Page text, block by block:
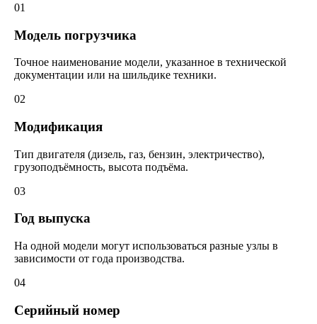
01
Модель погрузчика
Точное наименование модели, указанное в технической
документации или на шильдике техники.
02
Модификация
Тип двигателя (дизель, газ, бензин, электричество),
грузоподъёмность, высота подъёма.
03
Год выпуска
На одной модели могут использоваться разные узлы в
зависимости от года производства.
04
Серийный номер